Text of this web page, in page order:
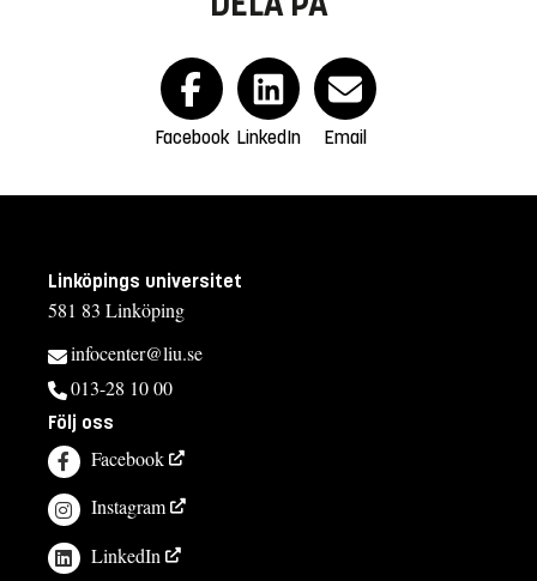
Facebook LinkedIn Email
Linköpings universitet
581 83 Linköping
infocenter@liu.se
013-28 10 00
Följ oss
Facebook
Instagram
LinkedIn